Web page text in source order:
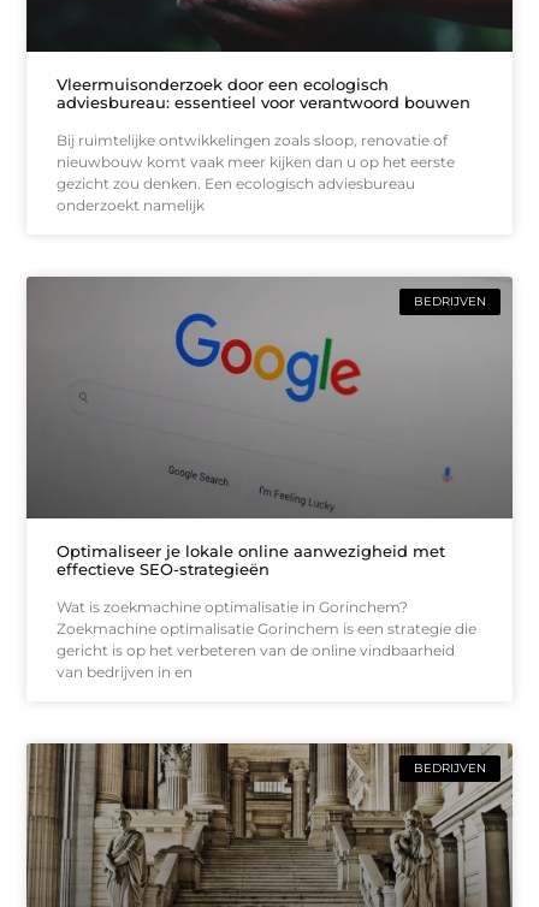
Vleermuisonderzoek door een ecologisch
adviesbureau: essentieel voor verantwoord bouwen
Bij ruimtelijke ontwikkelingen zoals sloop, renovatie of
nieuwbouw komt vaak meer kijken dan u op het eerste
gezicht zou denken. Een ecologisch adviesbureau
onderzoekt namelijk
BEDRIJVEN
Optimaliseer je lokale online aanwezigheid met
effectieve SEO-strategieën
Wat is zoekmachine optimalisatie in Gorinchem?
Zoekmachine optimalisatie Gorinchem is een strategie die
gericht is op het verbeteren van de online vindbaarheid
van bedrijven in en
BEDRIJVEN